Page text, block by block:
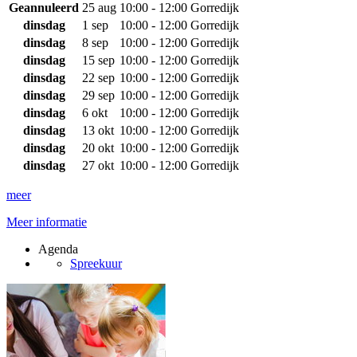
Geannuleerd 25 aug 10:00 - 12:00 Gorredijk
dinsdag
1 sep 10:00 - 12:00 Gorredijk
dinsdag
8 sep 10:00 - 12:00 Gorredijk
dinsdag
15 sep 10:00 - 12:00 Gorredijk
dinsdag
22 sep 10:00 - 12:00 Gorredijk
dinsdag
29 sep 10:00 - 12:00 Gorredijk
dinsdag
6 okt 10:00 - 12:00 Gorredijk
dinsdag
13 okt 10:00 - 12:00 Gorredijk
dinsdag
20 okt 10:00 - 12:00 Gorredijk
dinsdag
27 okt 10:00 - 12:00 Gorredijk
meer
Meer informatie
Agenda
Spreekuur